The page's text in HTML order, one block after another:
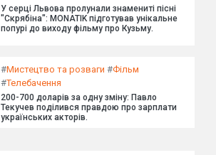
У серці Львова пролунали знамениті пісні
"Скрябіна": MONATIK підготував унікальне
попурі до виходу фільму про Кузьму.
#Мистецтво та розваги #Фільм
#Телебачення
200-700 доларів за одну зміну: Павло
Текучев поділився правдою про зарплати
українських акторів.